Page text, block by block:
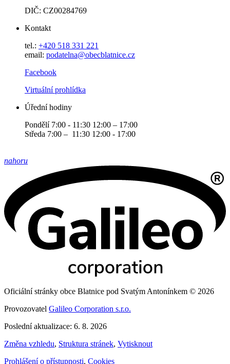
DIČ: CZ00284769
Kontakt
tel.: +420 518 331 221
email: podatelna@obecblatnice.cz
Facebook
Virtuální prohlídka
Úřední hodiny
Pondělí 7:00 - 11:30 12:00 – 17:00
Středa 7:00 – 11:30 12:00 - 17:00
nahoru
Oficiální stránky obce Blatnice pod Svatým Antonínkem © 2026
Provozovatel Galileo Corporation s.r.o.
Poslední aktualizace: 6. 8. 2026
Změna vzhledu, Struktura stránek, Vytisknout
Prohlášení o přístupnosti, Cookies